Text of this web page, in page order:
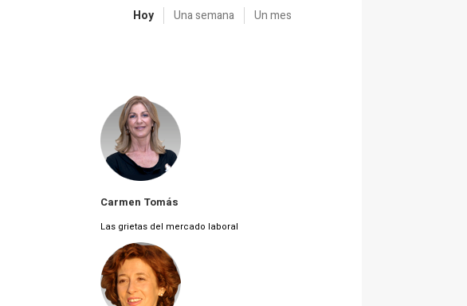
Hoy Una semana Un mes
Carmen Tomás
Las grietas del mercado laboral